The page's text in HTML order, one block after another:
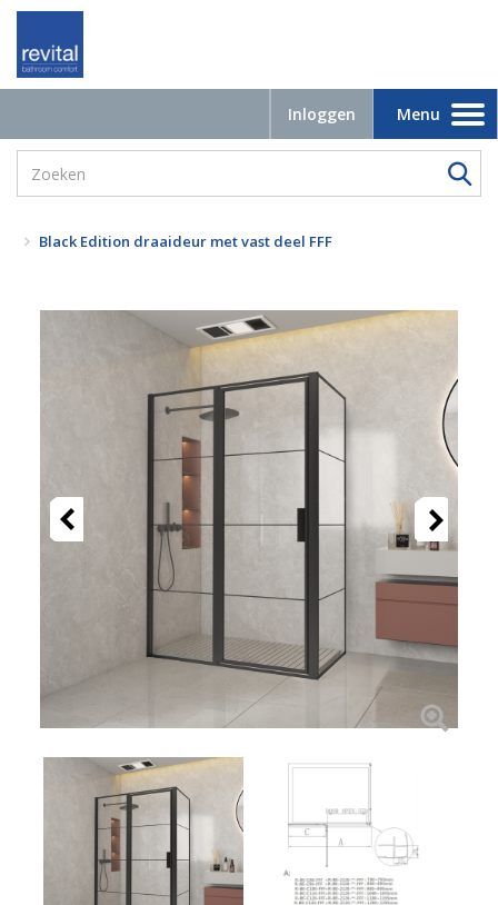
Inloggen
Toggle
navigation
Menu
Black Edition draaideur met vast deel FFF